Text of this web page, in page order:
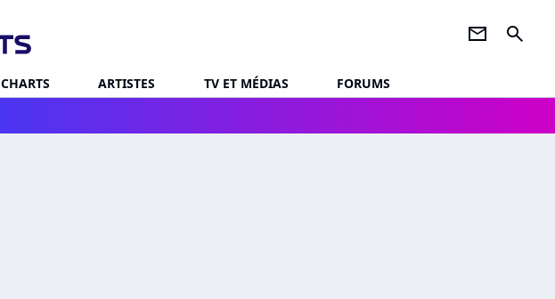
newsletter search
CHARTS ARTISTES TV ET MÉDIAS
FORUMS